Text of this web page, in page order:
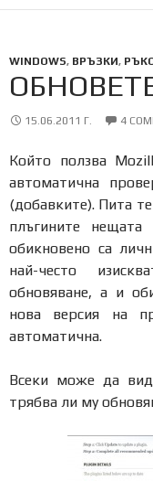
WINDOWS, ВРЪЗКИ,
15.06.2011 Г. 4
Който ползва
автоматична
(добавките). Пита
плъгините
обикновено са
най-често
обновяване, а и
нова версия на
автоматична.
Всеки може да
трябва ли му